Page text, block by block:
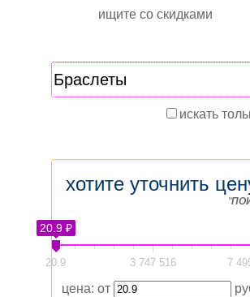
ищите со скидками
искать
хотите уточнить
"
20.9 ₽
20.9 3 747 516 7
цена: от